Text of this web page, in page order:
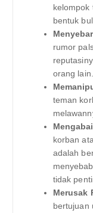
kelompok
bentuk
rumor
orang lain.
teman
korban
adalah
tidak
Merusak
bertujuan